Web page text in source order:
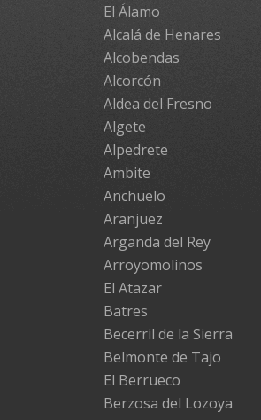
El Álamo
Alcalá de Henares
Alcobendas
Alcorcón
Aldea del Fresno
Algete
Alpedrete
Ambite
Anchuelo
Aranjuez
Arganda del Rey
Arroyomolinos
El Atazar
Batres
Becerril de la Sierra
Belmonte de Tajo
El Berrueco
Berzosa del Lozoya